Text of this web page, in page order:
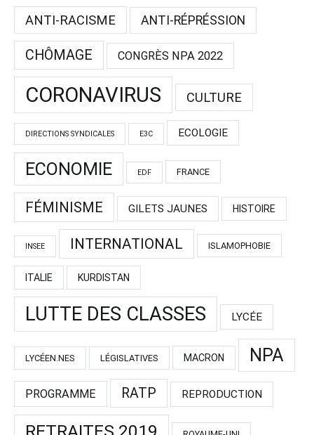
ANTI-RACISME ANTI-RÉPRÉSSION
CHÔMAGE CONGRÈS NPA 2022
CORONAVIRUS CULTURE
DIRECTIONS SYNDICALES E3C ECOLOGIE
ECONOMIE EDF FRANCE
FÉMINISME GILETS JAUNES HISTOIRE
INSEE INTERNATIONAL ISLAMOPHOBIE
ITALIE KURDISTAN
LUTTE DES CLASSES LYCÉE
LYCÉEN.NES LÉGISLATIVES MACRON NPA
PROGRAMME RATP REPRODUCTION
RETRAITES 2019